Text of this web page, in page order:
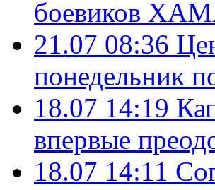
боевиков
21.07 08:36
понедельник
18.07 14:19
впервые
18.07 14:11